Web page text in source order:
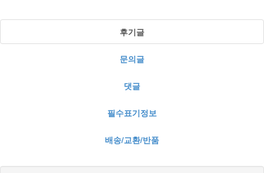
후기글
문의글
댓글
필수표기정보
배송/교환/반품